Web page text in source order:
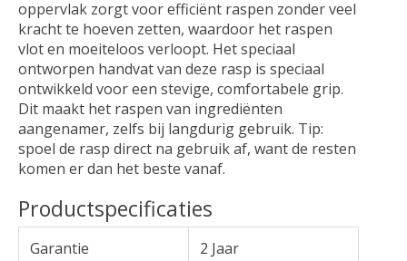
oppervlak zorgt voor efficiënt raspen zonder veel
kracht te hoeven zetten, waardoor het raspen
vlot en moeiteloos verloopt. Het speciaal
ontworpen handvat van deze rasp is speciaal
ontwikkeld voor een stevige, comfortabele grip.
Dit maakt het raspen van ingrediënten
aangenamer, zelfs bij langdurig gebruik. Tip:
spoel de rasp direct na gebruik af, want de resten
komen er dan het beste vanaf.
Productspecificaties
Garantie 2 Jaar